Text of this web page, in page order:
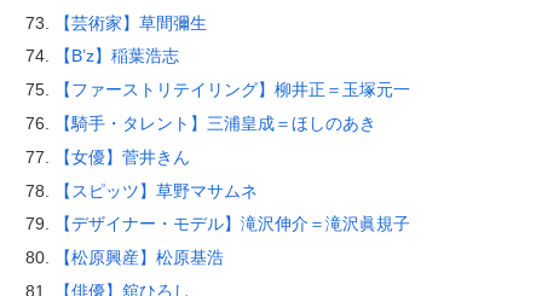
【芸術家】草間彌生
【B’z】稲葉浩志
【ファーストリテイリング】柳井正＝玉塚元一
【騎手・タレント】三浦皇成＝ほしのあき
【女優】菅井きん
【スピッツ】草野マサムネ
【デザイナー・モデル】滝沢伸介＝滝沢眞規子
【松原興産】松原基浩
【俳優】舘ひろし